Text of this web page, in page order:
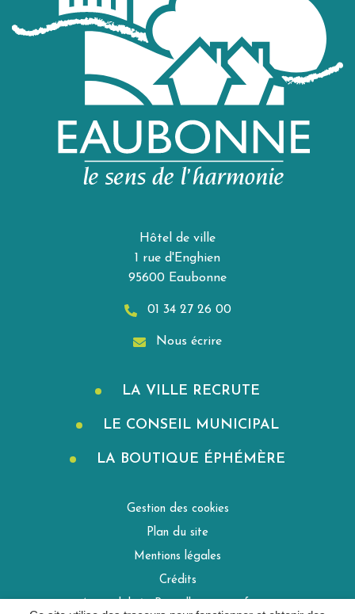
Hôtel de ville
1 rue d'Enghien
95600 Eaubonne
01 34 27 26 00
Nous écrire
LA VILLE RECRUTE
LE CONSEIL MUNICIPAL
LA BOUTIQUE ÉPHÉMÈRE
Gestion des cookies
Plan du site
Mentions légales
Crédits